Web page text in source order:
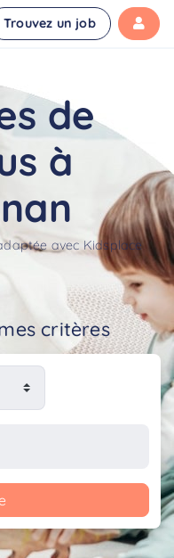
Trouvez un job
de
à
avec Kidsplace
critères